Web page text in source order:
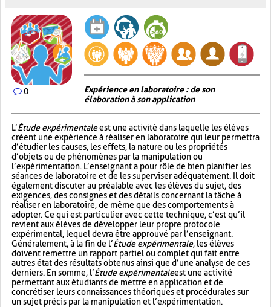
0
Expérience en laboratoire : de son
élaboration à son application
L’Étude expérimentaleest une activité dans laquelle les élèves
créent une expérience à réaliser en laboratoire qui leur permettra
d’étudier les causes, les effets, la nature ou les propriétés
d’objets ou de phénomènes par la manipulation ou
l’expérimentation. L’enseignant a pour rôle de bien planifier les
séances de laboratoire et de les superviser adéquatement. Il doit
également discuter au préalable avec les élèves du sujet, des
exigences, des consignes et des détails concernant la tâche à
réaliser en laboratoire, de même que des comportements à
adopter. Ce qui est particulier avec cette technique, c’est qu’il
revient aux élèves de développer leur propre protocole
expérimental, lequel devra être approuvé par l’enseignant.
Généralement, à la fin de l’Étude expérimentale, les élèves
doivent remettre un rapport partiel ou complet qui fait entre
autres état des résultats obtenus ainsi que d’une analyse de ces
derniers. En somme, l’Étude expérimentaleest une activité
permettant aux étudiants de mettre en application et de
concrétiser leurs connaissances théoriques et procédurales sur
un sujet précis par la manipulation et l’expérimentation.